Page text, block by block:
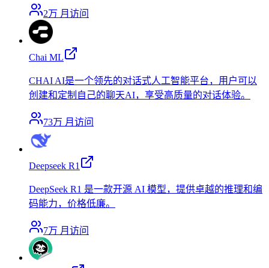
2万 月访问
Chai ML
CHAI AI是一个领先的对话式人工智能平台，用户可以
创建和定制自己的聊天AI，享受高质量的对话体验。
73万 月访问
Deepseek R1
DeepSeek R1 是一款开源 AI 模型，提供卓越的推理和编
码能力，价格低廉。
7万 月访问